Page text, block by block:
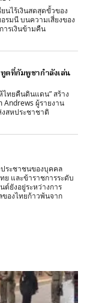
นไร้เงินสดสุดขั้วของ
รมนี บนความเสี่ยงของ
ารเงินข้ามคืน
ทูตที่กัมพูชากำลังเล่น
ไทยคืนดินแดน” สร้าง
Andrews ผู้รายงาน
สหประชาชาติ
ระชาชนของบุคคล
ย และข้าราชการระดับ
ยังอยู่ระหว่างการ
องไทยก้าวพ้นจาก